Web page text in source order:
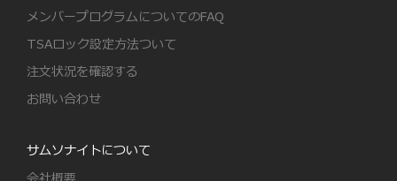
メンバープログラムについてのFAQ
TSAロック設定方法ついて
注文状況を確認する
お問い合わせ
サムソナイトについて